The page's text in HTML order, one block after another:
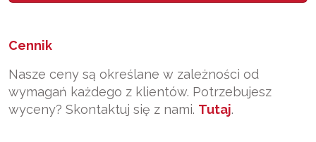
Cennik
Nasze ceny są określane w zależności od
wymagań każdego z klientów. Potrzebujesz
wyceny? Skontaktuj się z nami. Tutaj.